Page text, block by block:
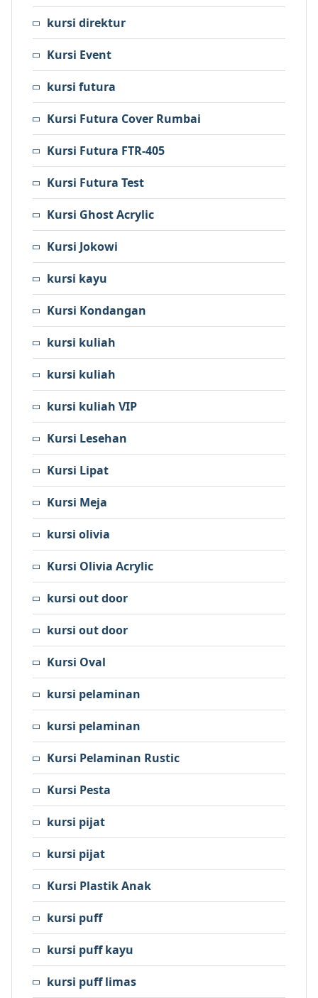
kursi direktur
Kursi Event
kursi futura
Kursi Futura Cover Rumbai
Kursi Futura FTR-405
Kursi Futura Test
Kursi Ghost Acrylic
Kursi Jokowi
kursi kayu
Kursi Kondangan
kursi kuliah
kursi kuliah
kursi kuliah VIP
Kursi Lesehan
Kursi Lipat
Kursi Meja
kursi olivia
Kursi Olivia Acrylic
kursi out door
kursi out door
Kursi Oval
kursi pelaminan
kursi pelaminan
Kursi Pelaminan Rustic
Kursi Pesta
kursi pijat
kursi pijat
Kursi Plastik Anak
kursi puff
kursi puff kayu
kursi puff limas